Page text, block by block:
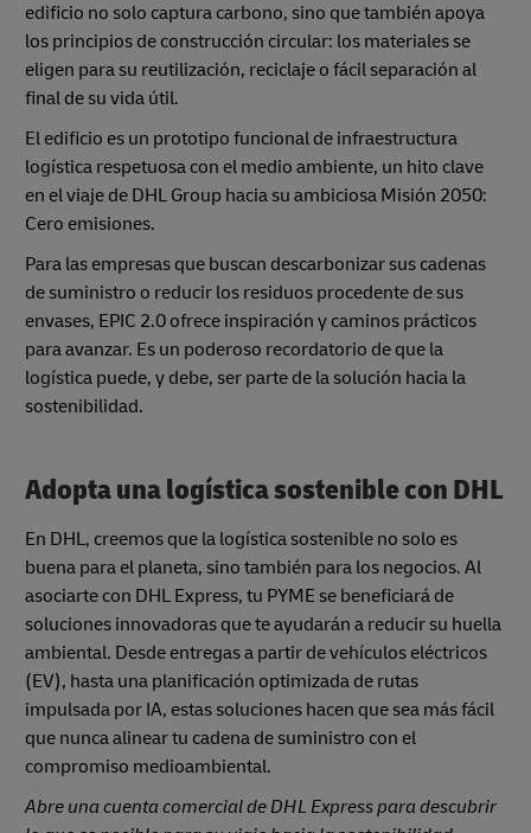
edificio no solo captura carbono, sino que también apoya
los principios de construcción circular: los materiales se
eligen para su reutilización, reciclaje o fácil separación al
final de su vida útil.
El edificio es un prototipo funcional de infraestructura
logística respetuosa con el medio ambiente, un hito clave
en el viaje de DHL Group hacia su ambiciosa Misión 2050:
Cero emisiones.
Para las empresas que buscan descarbonizar sus cadenas
de suministro o reducir los residuos procedente de sus
envases, EPIC 2.0 ofrece inspiración y caminos prácticos
para avanzar. Es un poderoso recordatorio de que la
logística puede, y debe, ser parte de la solución hacia la
sostenibilidad.
Adopta una logística sostenible con DHL
En DHL, creemos que la logística sostenible no solo es
buena para el planeta, sino también para los negocios. Al
asociarte con DHL Express, tu PYME se beneficiará de
soluciones innovadoras que te ayudarán a reducir su huella
ambiental. Desde entregas a partir de vehículos eléctricos
(EV), hasta una planificación optimizada de rutas
impulsada por IA, estas soluciones hacen que sea más fácil
que nunca alinear tu cadena de suministro con el
compromiso medioambiental.
Abre una cuenta comercial de DHL Express para descubrir